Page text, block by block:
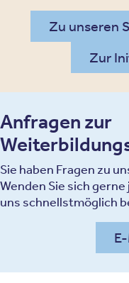
Zu unseren
Zur
Anfragen zur
Sie haben Fragen zu
Wenden Sie sich
uns schnellstmöglich